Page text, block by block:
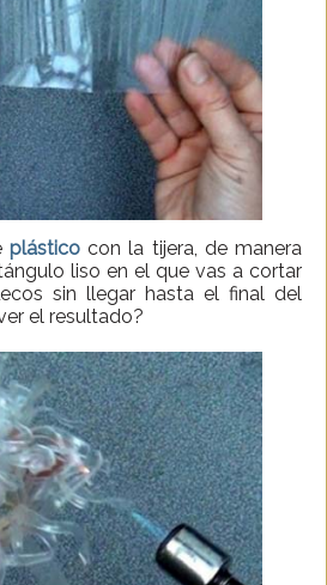
plástico con la tijera, de manera
liso en el que vas a cortar
sin llegar hasta el final del
el resultado?